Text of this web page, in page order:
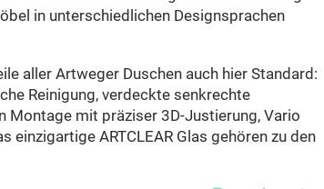
in unterschiedlichen Designsprachen
aller Artweger Duschen auch hier Standard:
Reinigung, verdeckte senkrechte
Montage mit präziser 3D-Justierung, Vario
einzigartige ARTCLEAR Glas gehören zu den